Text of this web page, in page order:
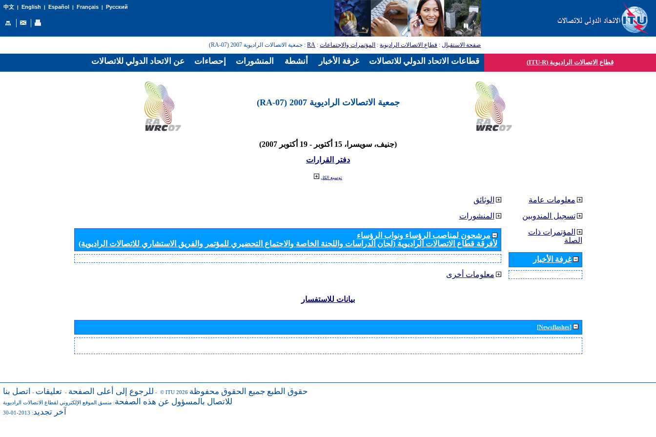
中文| English | Español | Français| Русский
صفحة الاستقبال: قطاع الاتصالات الراديوية: المؤتمرات والاجتماعات:
RA: جمعية الاتصالات الراديوية 2007 (RA-07)
قطاع الاتصالات الراديوية (ITU-R)
جمعية الاتصالات الراديوية 2007 (RA-07)
(جنيف، سويسرا، 15 أكتوبر - 19 أكتوبر 2007)
دفتر القرارات
توسيع الكل
الوثائق
المنشورات
مرشحون لمناصب الرؤساء ونواب الرؤساء
لأفرقة قطاع الاتصالات الراديوية (لجان الدراسات واللجنة الخاصة والاجتماع التحضيري للمؤتمر والفريق الاستشاري للاتصالات الراديوية)
معلومات أخرى
معلومات عامة
تسجيل المندوبين
المؤتمرات ذات
الصلة
غرفة الأخبار
بيانات للاستفسار
[Newsflashes]
للرجوع إلى أعلى الصفحة - تعليقات - اتصل بنا - © ITU 2026 حقوق الطبع جميع الحقوق محفوظة
للاتصال بالمسؤول عن هذه الصفحة: منسق الموقع الإلكتروني لقطاع الاتصالات الراديوية
آخر تجديد: 2013-01-30
عن الاتحاد الدولي للاتصالات إحصاءات المنشورات أنشطة غرفة الأخبار قطاعات الاتحاد الدولي للاتصالات